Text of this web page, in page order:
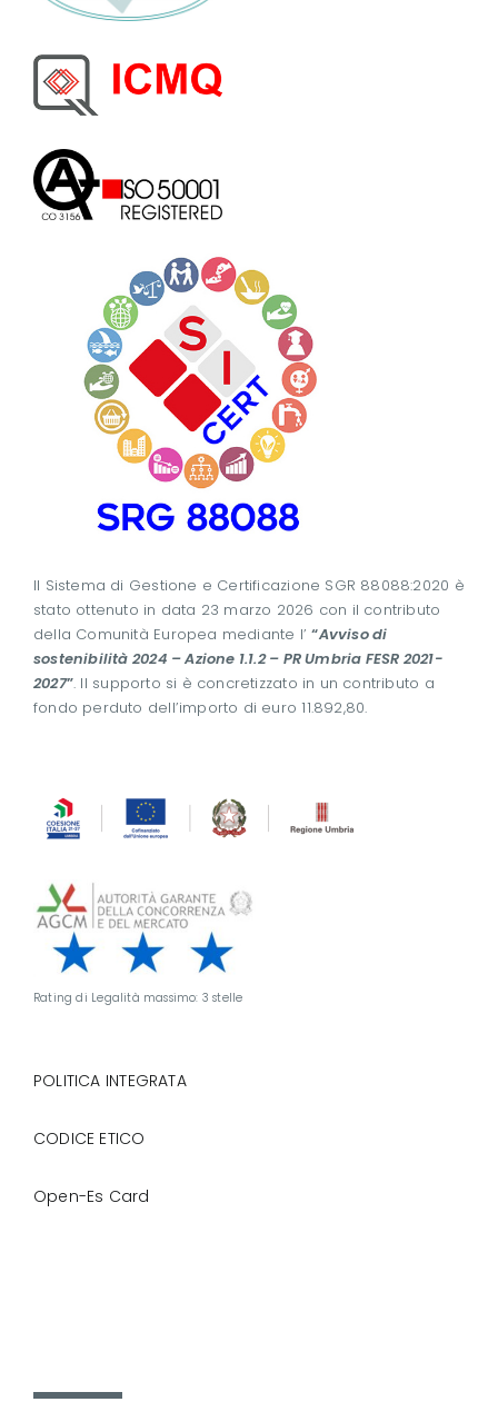
Il Sistema di Gestione e Certificazione SGR 88088:2020 è
stato ottenuto in data 23 marzo 2026 con il contributo
della Comunità Europea mediante l’“Avviso di
sostenibilità 2024 – Azione 1.1.2 – PR Umbria FESR 2021-
2027”. Il supporto si è concretizzato in un contributo a
fondo perduto dell’importo di euro 11.892,80.
Rating di Legalità massimo: 3 stelle
POLITICA INTEGRATA
CODICE ETICO
Open-Es Card